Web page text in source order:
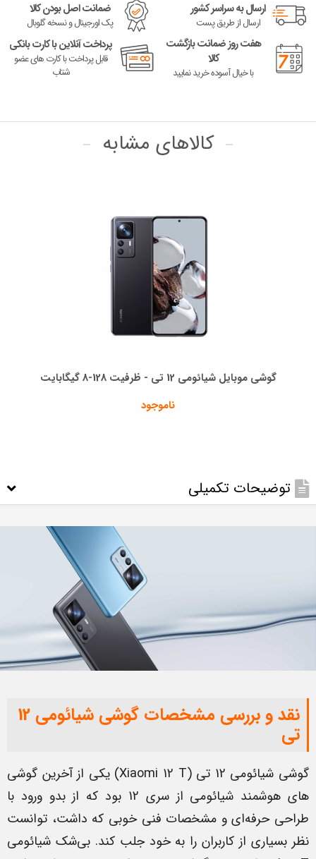
ارسال به سراسر کشور
ارسال از طریق پست
ضمانت اصل بودن کالا
پک اورجینال و نسخه گلوبال
هفت روز ضمانت بازگشت
کالا
با خیال آسوده خرید نمایید
پرداخت آنلاین با کارت بانکی
قابل پرداخت با کارت های عضو
شتاب
کالاهای مشابه
گوشی موبایل شیائومی 12 تی - ظرفیت 128-8 گیگابایت
ناموجود
توضیحات تکمیلی
نقد و بررسی مشخصات گوشی شیائومی 12
تی
گوشی شیائومی 12 تی (Xiaomi 12 T) یکی از آخرین گوشی
های هوشمند شیائومی از سری 12 بود که از بدو ورود با
طراحی حرفه‌ای و مشخصات فنی خوبی که داشت، توانست
نظر بسیاری از کاربران را به خود جلب کند. بی‌شک شیائومی